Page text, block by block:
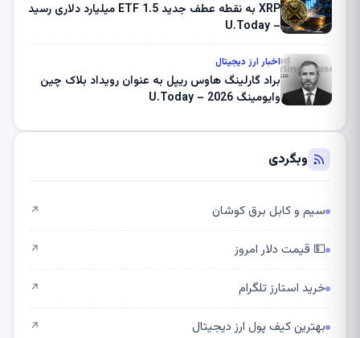
XRP به نقطه عطف جدید ETF 1.5 میلیارد دلاری رسید
– U.Today
اخبار ارز دیجیتال
براد گارلینگ هاوس ریپل به عنوان رویداد بلاک چین
وایومینگ 2026 – U.Today
وبگردی
سیم و کابل برق کوشان ↗
💵 قیمت دلار امروز ↗
خرید استارز تلگرام ↗
بهترین کیف پول ارز دیجیتال ↗